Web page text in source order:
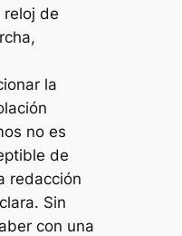
de
la
no es
de
redacción
Sin
con una